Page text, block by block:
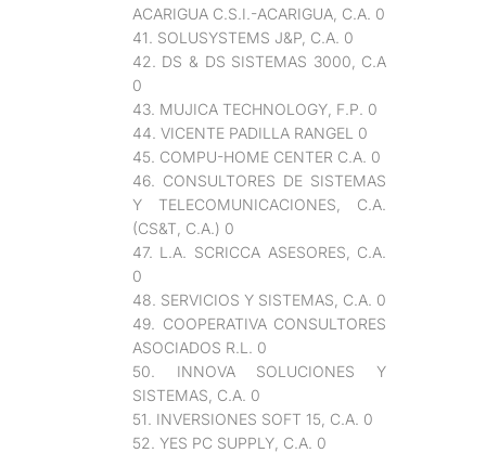
ACARIGUA C.S.I.-ACARIGUA, C.A. 0
41. SOLUSYSTEMS J&P, C.A. 0
42. DS & DS SISTEMAS 3000, C.A
0
43. MUJICA TECHNOLOGY, F.P. 0
44. VICENTE PADILLA RANGEL 0
45. COMPU-HOME CENTER C.A. 0
46. CONSULTORES DE SISTEMAS
Y TELECOMUNICACIONES, C.A.
(CS&T, C.A.) 0
47. L.A. SCRICCA ASESORES, C.A.
0
48. SERVICIOS Y SISTEMAS, C.A. 0
49. COOPERATIVA CONSULTORES
ASOCIADOS R.L. 0
50. INNOVA SOLUCIONES Y
SISTEMAS, C.A. 0
51. INVERSIONES SOFT 15, C.A. 0
52. YES PC SUPPLY, C.A. 0